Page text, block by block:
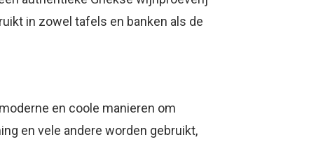
in zowel tafels en banken als de
en coole manieren om
en vele andere worden gebruikt,